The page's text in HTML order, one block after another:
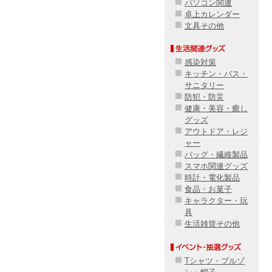
パソコン関連
卓上カレンダー
文具その他
感染対策
キッチン・バス・
サニタリー
防犯・防災
健康・美容・癒し
グッズ
アウトドア・レジ
ャー
バッグ・繊維製品
スマホ関連グッズ
時計・電化製品
食品・お菓子
キャラクター・玩
具
生活雑貨その他
Tシャツ・ブルゾ